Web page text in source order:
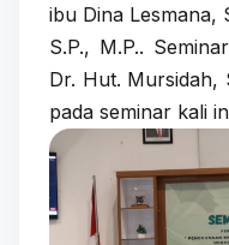
ibu Dina Lesmana,
S.P., M.P..
Dr. Hut. Mursidah,
pada seminar kali